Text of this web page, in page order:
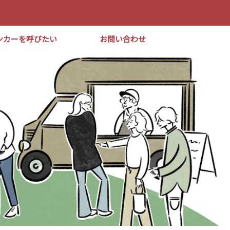
カーを呼びたい お問い合わせ